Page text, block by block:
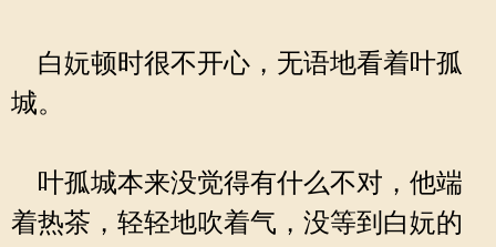
白妧顿时很不开心，无语地看着叶孤
城。
叶孤城本来没觉得有什么不对，他端
着热茶，轻轻地吹着气，没等到白妧的